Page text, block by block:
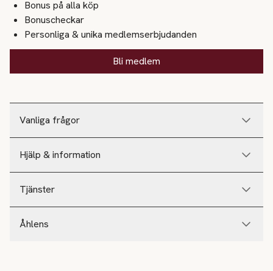
Vanliga frågor
Hjälp & information
Tjänster
Åhlens
Bonus på alla köp
Bonuscheckar
Personliga & unika medlemserbjudanden
Bli medlem